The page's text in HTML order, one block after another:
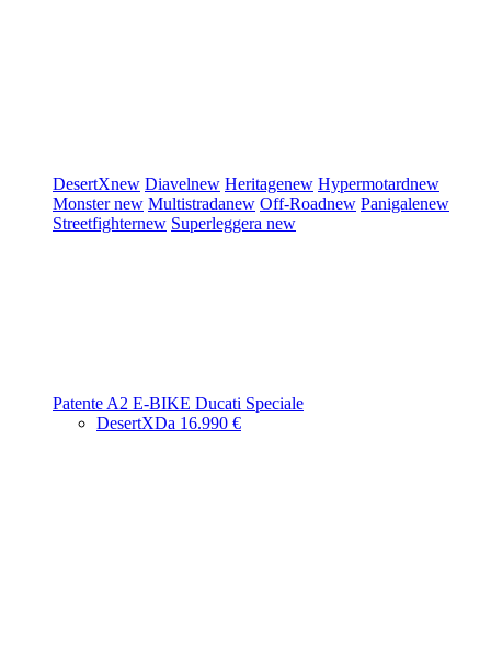
DesertXnew Diavelnew Heritagenew Hypermotardnew
Monsternew Multistradanew Off-Roadnew Panigalenew
Streetfighternew Superleggera new
Patente A2 E-BIKE Ducati Speciale
DesertXDa 16.990 €